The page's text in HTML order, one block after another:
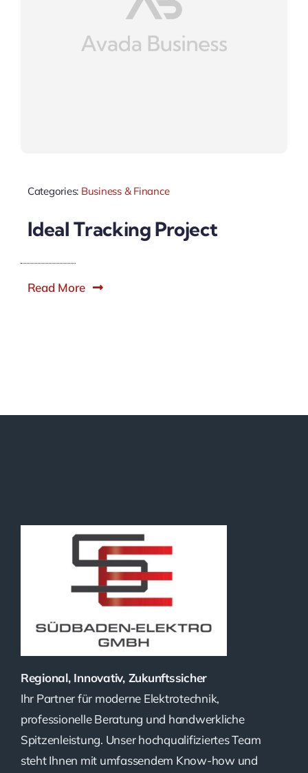
Categories: Business & Finance
Ideal Tracking Project
Read More
Regional, Innovativ, Zukunftssicher
Ihr Partner für moderne Elektrotechnik,
professionelle Beratung und handwerkliche
Spitzenleistung. Unser hochqualifiziertes Team
steht Ihnen mit umfassendem Know-how und